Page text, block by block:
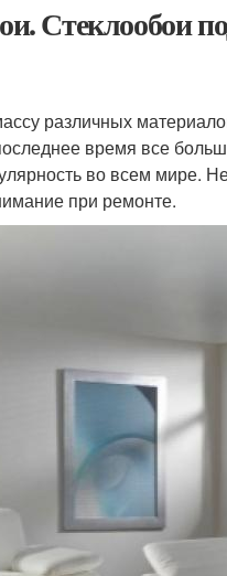
Стеклообои
различных
время все
во всем мире.
при ремонте.